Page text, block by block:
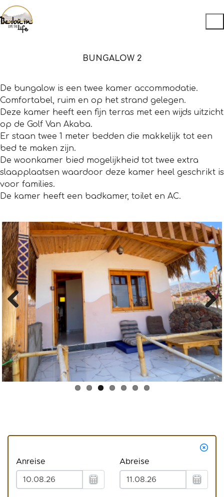
BUNGALOW 2
De bungalow is een twee kamer accommodatie.
Comfortabel, ruim en op het strand gelegen.
Deze kamer heeft een fijn terras met een wijds uitzicht
op de Golf Van Akaba.
Er staan twee 1 meter bedden die makkelijk tot een
bed te maken zijn.
De woonkamer bied mogelijkheid tot twee extra
slaapplaatsen waardoor deze kamer heel geschrikt is
voor families.
De kamer heeft een badkamer, toilet en AC.
Prev
ious
Next